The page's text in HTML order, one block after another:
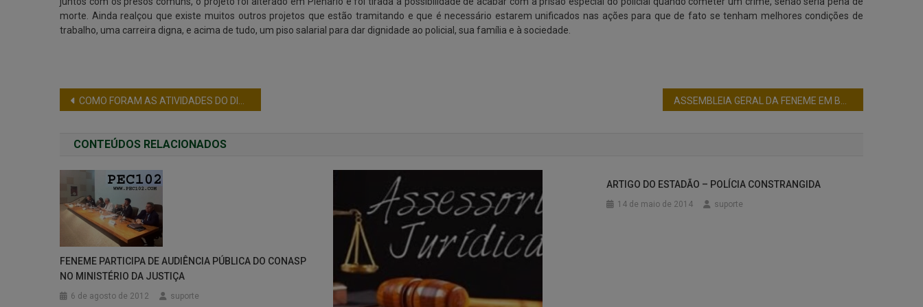
morte. Ainda realçou que existe muitos outros projetos que estão tramitando e que é necessário estarem unificados nas ações para que de fato se tenham melhores condições de
trabalho, uma carreira digna, e acima de tudo, um piso salarial para dar dignidade ao policial, sua família e à sociedade.
COMO FORAM AS ATIVIDADES DO DIA 31 DE MAIO EM DEFESA DA PEC 300 ASSEMBLEIA GERAL DA FENEME EM BRASÍLIA-DF
CONTEÚDOS RELACIONADOS
FENEME PARTICIPA DE AUDIÊNCIA PÚBLICA DO CONASP
NO MINISTÉRIO DA JUSTIÇA
6 de agosto de 2012 suporte
ARTIGO DO ESTADÃO – POLÍCIA CONSTRANGIDA
14 de maio de 2014 suporte